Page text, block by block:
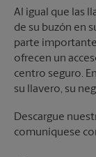
Al igual que las
de su buzón en
parte
ofrecen un
centro seguro.
su llavero, su
Descargue
comuníquese